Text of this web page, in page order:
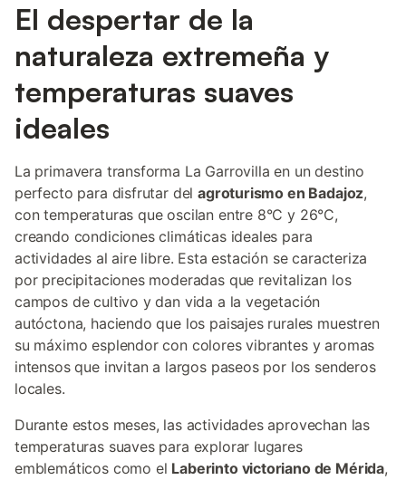
El despertar de la
naturaleza extremeña y
temperaturas suaves
ideales
La primavera transforma La Garrovilla en un destino
perfecto para disfrutar delagroturismo en Badajoz,
con temperaturas que oscilan entre 8°C y 26°C,
creando condiciones climáticas ideales para
actividades al aire libre. Esta estación se caracteriza
por precipitaciones moderadas que revitalizan los
campos de cultivo y dan vida a la vegetación
autóctona, haciendo que los paisajes rurales muestren
su máximo esplendor con colores vibrantes y aromas
intensos que invitan a largos paseos por los senderos
locales.
Durante estos meses, las actividades aprovechan las
temperaturas suaves para explorar lugares
emblemáticos como el Laberinto victoriano de Mérida,